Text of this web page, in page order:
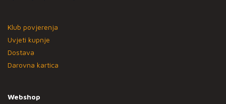
Klub povjerenja
Uvjeti kupnje
Dostava
Darovna kartica
Webshop